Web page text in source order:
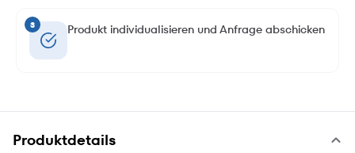
3 Produkt individualisieren und Anfrage abschicken
Produktdetails